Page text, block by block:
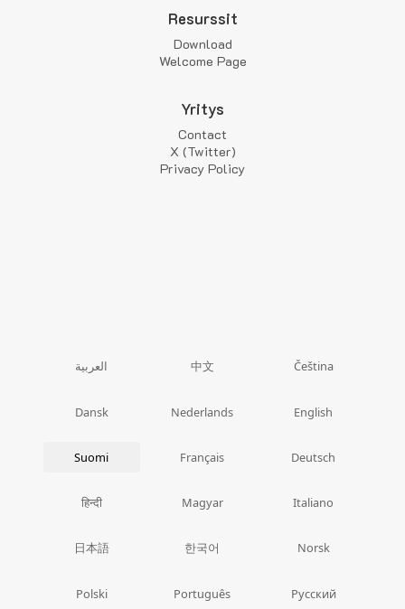
Resurssit
Download
Welcome Page
Yritys
Contact
X (Twitter)
Privacy Policy
العربية 中文 Čeština
Dansk Nederlands English
Suomi Français Deutsch
हिन्दी Magyar Italiano
日本語 한국어 Norsk
Polski Português Русский